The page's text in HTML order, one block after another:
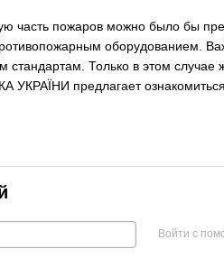
часть пожаров можно было бы
оборудованием.
Только в этом случае
предлагает
Войти с